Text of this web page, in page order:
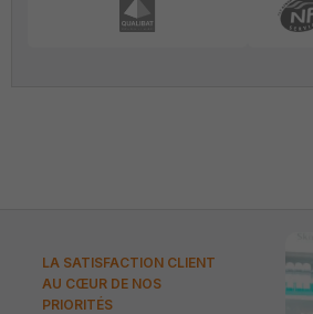
LA SATISFACTION CLIENT
AU CŒUR DE NOS
PRIORITÉS